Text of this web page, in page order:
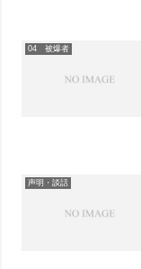
04 被爆者
声明・談話